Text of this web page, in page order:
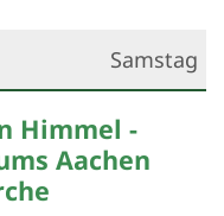
Samstag
Himmel -
Aachen